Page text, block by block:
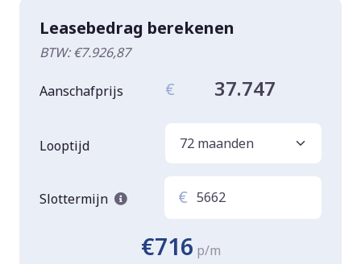
Leasebedrag berekenen
BTW: €7.926,87
Aanschafprijs € 37.747
Looptijd
Slottermijn €
€716 p/m